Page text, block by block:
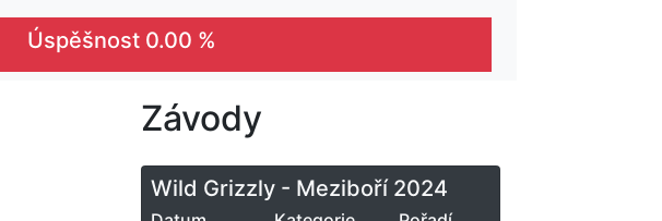
Úspěšnost 0.00 %
Závody
Wild Grizzly - Meziboří 2024